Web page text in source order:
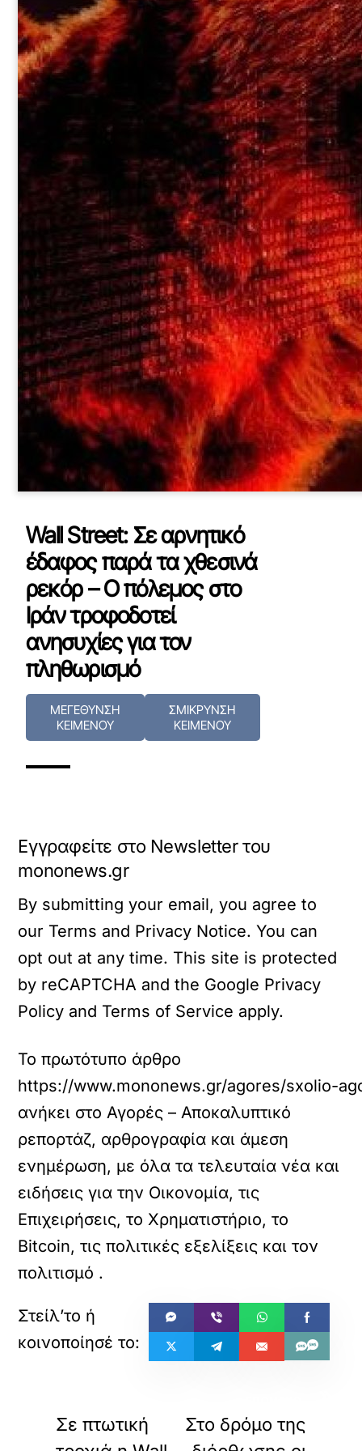
Wall Street: Σε αρνητικό
έδαφος παρά τα χθεσινά
ρεκόρ – Ο πόλεμος στο
Ιράν τροφοδοτεί
ανησυχίες για τον
πληθωρισμό
ΜΕΓΕΘΥΝΣΗ
ΚΕΙΜΕΝΟΥ
ΣΜΙΚΡΥΝΣΗ
ΚΕΙΜΕΝΟΥ
Εγγραφείτε στο Newsletter του
mononews.gr
By submitting your email, you agree to
our Terms and Privacy Notice. You can
opt out at any time. This site is protected
by reCAPTCHA and the Google Privacy
Policy and Terms of Service apply.
Το πρωτότυπο άρθρο
https://www.mononews.gr/agores/sxolio-
ανήκει στοΑγορές – Αποκαλυπτικό
ρεπορτάζ, αρθρογραφία και άμεση
ενημέρωση, με όλα τα τελευταία νέα και
ειδήσεις για την Οικονομία, τις
Επιχειρήσεις, το Χρηματιστήριο, το
Bitcoin, τις πολιτικές εξελίξεις και τον
πολιτισμό .
Σε πτωτική
Στο δρόμο της